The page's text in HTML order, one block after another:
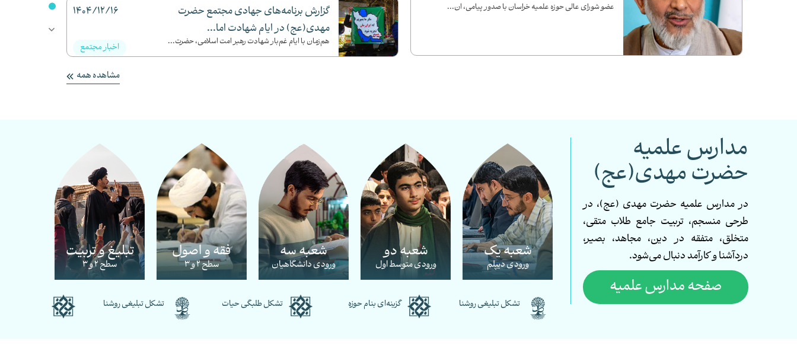
عضو شورای عالی حوزه علمیه خراسان با صدور پیامی، ان...
گزارش برنامه‌های جهادی مجتمع حضرت
مهدی(عج) در ایام شهادت اما...
هم‌زمان با ایام غم‌بار شهادت رهبر امت اسلامی، حضرت...
1404/12/16
اخبار مجتمع
مشاهده همه
مدارس علمیه
حضرت مهدی(عج)
در مدارس علمیه حضرت مهدی (عج)، در
طرحی منسجم، تربیت جامع طلاب متقی،
متخلق، متفقه در دین، مجاهد، بصیر،
دردآشنا و کارآمد دنبال می‌شود.
صفحه مدارس علمیه
شعبه یک
ورودی دیپلم
شعبه دو
ورودی متوسط اول
شعبه سه
ورودی دانشگاهیان
فقه و اصول
سطح 2 و 3
تبلیغ و تربیت
سطح 2 و 3
گزینه‌ای بنام حوزه تشکل طلبگی حیات تشکل تبلیغی روشنا گزینه‌ای بنام حوزه تشکل طلبگی حیات تشکل تبلیغی روشنا